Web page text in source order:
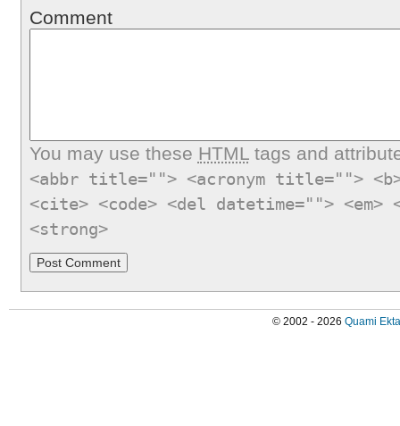
Comment
You may use these HTMLtags and
<abbr title=""> <acronym title="">
<cite> <code> <del datetime="">
<strong>
© 2002 - 2026 Quami